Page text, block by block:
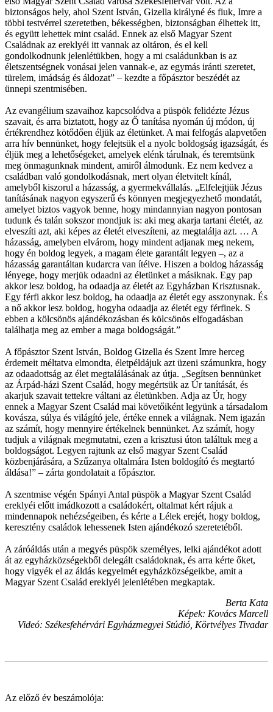
biztonságos hely, ahol Szent István, Gizella királyné és fiuk, Imre a
többi testvérrel szeretetben, békességben, biztonságban élhettek itt,
és együtt lehettek mint család. Ennek az első Magyar Szent
Családnak az ereklyéi itt vannak az oltáron, és el kell
gondolkodnunk jelenlétükben, hogy a mi családunkban is az
életszentségnek vonásai jelen vannak-e, az egymás iránti szeretet,
türelem, imádság és áldozat” – kezdte a főpásztor beszédét az
ünnepi szentmisében.
Az evangélium szavaihoz kapcsolódva a püspök felidézte Jézus
szavait, és arra biztatott, hogy az Ő tanítása nyomán új módon, új
értékrendhez kötődően éljük az életünket. A mai felfogás alapvetően
arra hív bennünket, hogy felejtsük el a nyolc boldogság igazságát, és
éljük meg a lehetőségeket, amelyek elénk tárulnak, és teremtsünk
meg önmagunknak mindent, amiről álmodunk. Ez nem kedvez a
családban való gondolkodásnak, mert olyan életvitelt kínál,
amelyből kiszorul a házasság, a gyermekvállalás. „Elfelejtjük Jézus
tanításának nagyon egyszerű és könnyen megjegyezhető mondatát,
amelyet biztos vagyok benne, hogy mindannyian nagyon pontosan
tudunk és talán sokszor mondjuk is: aki meg akarja tartani életét, az
elveszíti azt, aki képes az életét elveszíteni, az megtalálja azt. … A
házasság, amelyben elvárom, hogy mindent adjanak meg nekem,
hogy én boldog legyek, a magam élete garantált legyen –, az a
házasság garantáltan kudarcra van ítélve. Hiszen a boldog házasság
lényege, hogy merjük odaadni az életünket a másiknak. Egy pap
akkor lesz boldog, ha odaadja az életét az Egyházban Krisztusnak.
Egy férfi akkor lesz boldog, ha odaadja az életét egy asszonynak. És
a nő akkor lesz boldog, hogyha odaadja az életét egy férfinek. S
ebben a kölcsönös ajándékozásban és kölcsönös elfogadásban
találhatja meg az ember a maga boldogságát.”
A főpásztor Szent István, Boldog Gizella és Szent Imre herceg
érdemeit méltatva elmondta, életpéldájuk azt üzeni számunkra, hogy
az odaadottság az élet megtalálásának az útja. „Segítsen bennünket
az Árpád-házi Szent Család, hogy megértsük az Úr tanítását, és
akarjuk szavait tettekre váltani az életünkben. Adja az Úr, hogy
ennek a Magyar Szent Család mai követőiként legyünk a társadalom
kovásza, súlya és világító jele, értéke ennek a világnak. Nem igazán
az számít, hogy mennyire értékelnek bennünket. Az számít, hogy
tudjuk a világnak megmutatni, ezen a krisztusi úton találtuk meg a
boldogságot. Legyen rajtunk az első magyar Szent Család
közbenjárására, a Szűzanya oltalmára Isten boldogító és megtartó
áldása!” – zárta gondolatait a főpásztor.
A szentmise végén Spányi Antal püspök a Magyar Szent Család
ereklyéi előtt imádkozott a családokért, oltalmat kért rájuk a
mindennapok nehézségeiben, és kérte a Lélek erejét, hogy boldog,
keresztény családok lehessenek Isten ajándékozó szeretetéből.
A záróáldás után a megyés püspök személyes, lelki ajándékot adott
át az egyházközségekből delegált családoknak, és arra kérte őket,
hogy vigyék el az áldás kegyelmét egyházközségeikbe, amit a
Magyar Szent Család ereklyéi jelenlétében megkaptak.
Berta Kata
Képek: Kovács Marcell
Videó: Székesfehérvári Egyházmegyei Stúdió, Körtvélyes Tivadar
Az előző év beszámolója: